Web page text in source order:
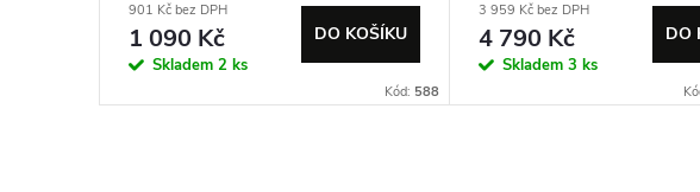
t
d
901 Kč bez DPH
1 090 Kč
Skladem 2 ks
DO KOŠÍKU
Kód: 588
3 959 Kč bez DPH
4 790 Kč
Skladem3 ks
DO